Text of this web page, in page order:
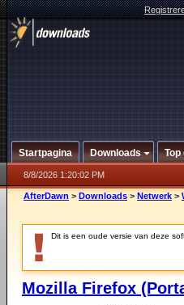
Startpagina Downloads Top
8/8/2026 1:20:02 PM
AfterDawn > Downloads > Netwerk >
Dit is een oude versie van deze
Mozilla Firefox